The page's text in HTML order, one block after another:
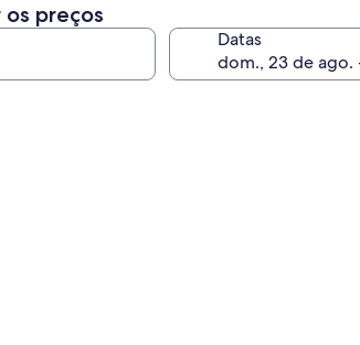
os preços
Datas